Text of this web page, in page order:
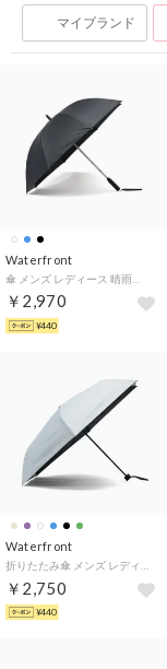
マイブランド
Waterfront
￥2,970
¥440
Waterfront
￥2,750
¥440